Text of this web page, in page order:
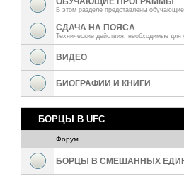
В этом разделе представлены
СДАЧА НА ПОЯСА
Технические действия, необходимые
ВИДЕО
БИОГРАФИИ И КНИГИ
БОРЦЫ В UFC
Форум
БОРЦЫ В СМЕШАННЫХ